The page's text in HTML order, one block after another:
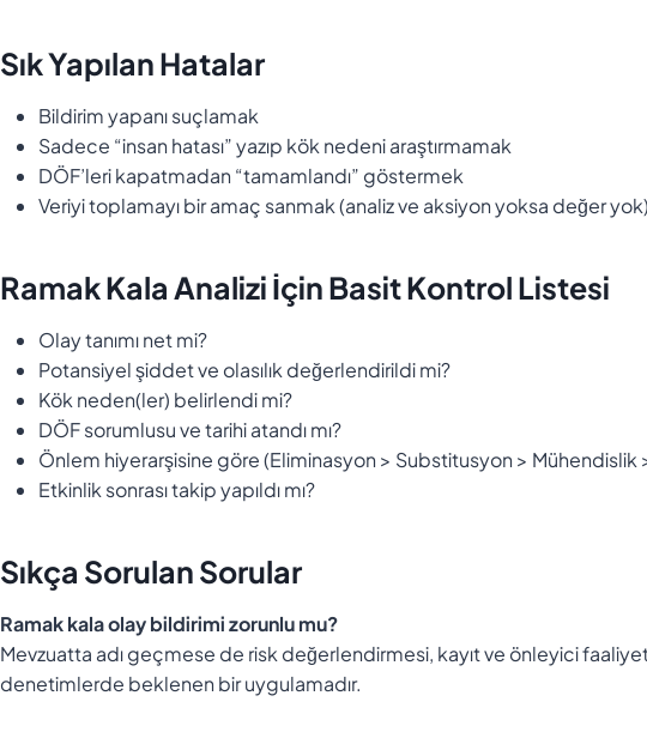
Sık Yapılan Hatalar
Bildirim yapanı suçlamak
Sadece “insan hatası” yazıp kök nedeni araştırmamak
DÖF’leri kapatmadan “tamamlandı” göstermek
Veriyi toplamayı bir amaç sanmak (analiz ve aksiyon yoksa değer yok)
Ramak Kala Analizi İçin Basit Kontrol Listesi
Olay tanımı net mi?
Potansiyel şiddet ve olasılık değerlendirildi mi?
Kök neden(ler) belirlendi mi?
DÖF sorumlusu ve tarihi atandı mı?
Önlem hiyerarşisine göre (Eliminasyon > Substitusyon > Mühendislik
Etkinlik sonrası takip yapıldı mı?
Sıkça Sorulan Sorular
Ramak kala olay bildirimi zorunlu mu?
Mevzuatta adı geçmese de risk değerlendirmesi, kayıt ve önleyici
denetimlerde beklenen bir uygulamadır.